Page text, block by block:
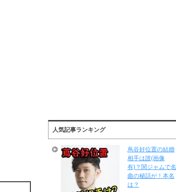
人気記事ランキング
蔦谷好位置の結婚
相手は誰(画像
有)？関ジャムで名
曲の秘話が！本名
は？